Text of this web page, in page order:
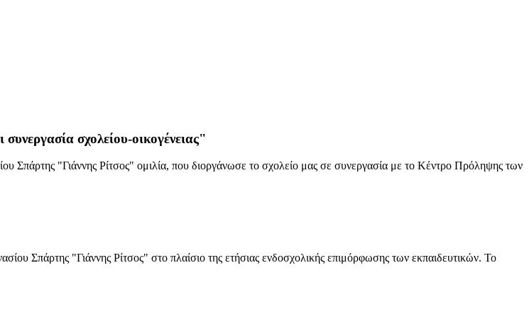
σχολείου-οικογένειας"
"Γιάννης Ρίτσος" ομιλία, που διοργάνωσε το σχολείο μας σε συνεργασία με το Κέντρο Πρόληψης των
Σπάρτης "Γιάννης Ρίτσος" στο πλαίσιο της ετήσιας ενδοσχολικής επιμόρφωσης των εκπαιδευτικών. Το